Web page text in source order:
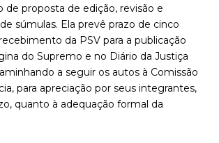
de proposta de edição, revisão e
súmulas. Ela prevê prazo de cinco
da PSV para a publicação
do Supremo e no Diário da Justiça
a seguir os autos à Comissão
para apreciação por seus integrantes,
quanto à adequação formal da